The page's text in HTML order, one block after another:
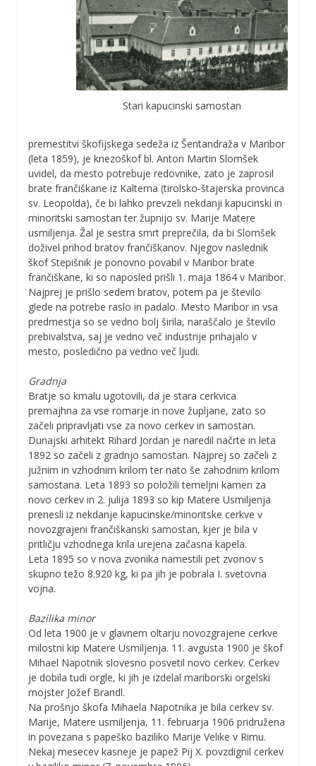
Stari kapucinski samostan
premestitvi škofijskega sedeža iz Šentandraža v Maribor
(leta 1859), je knezoškof bl. Anton Martin Slomšek
uvidel, da mesto potrebuje redovnike, zato je zaprosil
brate frančiškane iz Kalterna (tirolsko-štajerska provinca
sv. Leopolda), če bi lahko prevzeli nekdanji kapucinski in
minoritski samostan ter župnijo sv. Marije Matere
usmiljenja. Žal je sestra smrt preprečila, da bi Slomšek
doživel prihod bratov frančiškanov. Njegov naslednik
škof Stepišnik je ponovno povabil v Maribor brate
frančiškane, ki so naposled prišli 1. maja 1864 v Maribor.
Najprej je prišlo sedem bratov, potem pa je število
glede na potrebe raslo in padalo. Mesto Maribor in vsa
predmestja so se vedno bolj širila, naraščalo je število
prebivalstva, saj je vedno več industrije prihajalo v
mesto, posledično pa vedno več ljudi.
Gradnja
Bratje so kmalu ugotovili, da je stara cerkvica
premajhna za vse romarje in nove župljane, zato so
začeli pripravljati vse za novo cerkev in samostan.
Dunajski arhitekt Rihard Jordan je naredil načrte in leta
1892 so začeli z gradnjo samostan. Najprej so začeli z
južnim in vzhodnim krilom ter nato še zahodnim krilom
samostana. Leta 1893 so položili temeljni kamen za
novo cerkev in 2. julija 1893 so kip Matere Usmiljenja
prenesli iz nekdanje kapucinske/minoritske cerkve v
novozgrajeni frančiškanski samostan, kjer je bila v
pritličju vzhodnega krila urejena začasna kapela.
Leta 1895 so v nova zvonika namestili pet zvonov s
skupno težo 8.920 kg, ki pa jih je pobrala I. svetovna
vojna.
Bazilika minor
Od leta 1900 je v glavnem oltarju novozgrajene cerkve
milostni kip Matere Usmiljenja. 11. avgusta 1900 je škof
Mihael Napotnik slovesno posvetil novo cerkev. Cerkev
je dobila tudi orgle, ki jih je izdelal mariborski orgelski
mojster Jožef Brandl.
Na prošnjo škofa Mihaela Napotnika je bila cerkev sv.
Marije, Matere usmiljenja, 11. februarja 1906 pridružena
in povezana s papeško baziliko Marije Velike v Rimu.
Nekaj mesecev kasneje je papež Pij X. povzdignil cerkev